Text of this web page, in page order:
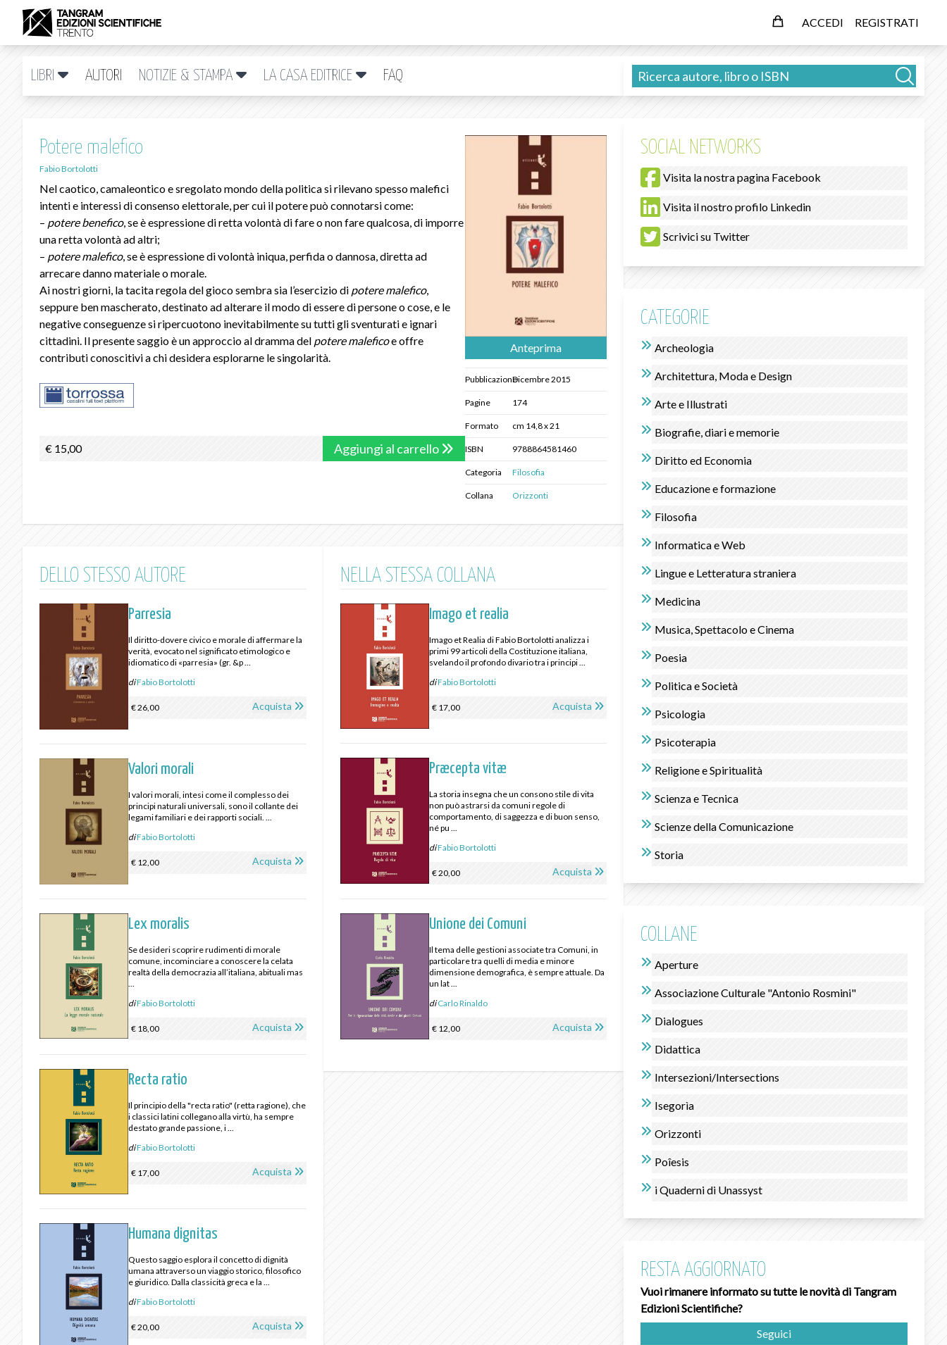
ACCEDI REGISTRATI
LIBRI AUTORI NOTIZIE & STAMPA LA CASA EDITRICE FAQ
Potere malefico
Fabio Bortolotti
Nel caotico, camaleontico e sregolato mondo della politica si rilevano spesso malefici
intenti e interessi di consenso elettorale, per cui il potere può connotarsi come:
– potere benefico, se è espressione di retta volontà di fare o non fare qualcosa, di imporre
una retta volontà ad altri;
– potere malefico, se è espressione di volontà iniqua, perfida o dannosa, diretta ad
arrecare danno materiale o morale.
Ai nostri giorni, la tacita regola del gioco sembra sia l’esercizio di potere malefico,
seppure ben mascherato, destinato ad alterare il modo di essere di persone o cose, e le
negative conseguenze si ripercuotono inevitabilmente su tutti gli sventurati e ignari
cittadini. Il presente saggio è un approccio al dramma del potere maleficoe offre
contributi conoscitivi a chi desidera esplorarne le singolarità.
€ 15,00 Aggiungi al carrello
Anteprima
PubblicazioneDicembre 2015
Pagine 174
Formato cm 14,8 x 21
ISBN 9788864581460
Categoria Filosofia
Collana Orizzonti
DELLO STESSO AUTORE
Parresia
Il diritto-dovere civico e morale di affermare la
verità, evocato nel significato etimologico e
idiomatico di «parresia» (gr. &p ...
diFabio Bortolotti
€ 26,00 Acquista
Valori morali
I valori morali, intesi come il complesso dei
principi naturali universali, sono il collante dei
legami familiari e dei rapporti sociali. ...
diFabio Bortolotti
€ 12,00 Acquista
Lex moralis
Se desideri scoprire rudimenti di morale
comune, incominciare a conoscere la celata
realtà della democrazia all’italiana, abituali mas
diFabio Bortolotti
€ 18,00 Acquista
Recta ratio
Il principio della "recta ratio" (retta ragione), che
i classici latini collegano alla virtù, ha sempre
destato grande passione, i ...
diFabio Bortolotti
€ 17,00 Acquista
Humana dignitas
Questo saggio esplora il concetto di dignità
umana attraverso un viaggio storico, filosofico
e giuridico. Dalla classicità greca e la ...
diFabio Bortolotti
€ 20,00 Acquista
NELLA STESSA COLLANA
Imago et realia
Imago et Realia di Fabio Bortolotti analizza i
primi 99 articoli della Costituzione italiana,
svelando il profondo divario tra i principi ...
diFabio Bortolotti
€ 17,00 Acquista
Præcepta vitæ
La storia insegna che un consono stile di vita
non può astrarsi da comuni regole di
comportamento, di saggezza e di buon senso,
né pu ...
diFabio Bortolotti
€ 20,00 Acquista
Unione dei Comuni
Il tema delle gestioni associate tra Comuni, in
particolare tra quelli di media e minore
dimensione demografica, è sempre attuale. Da
un lat ...
diCarlo Rinaldo
€ 12,00 Acquista
SOCIAL NETWORKS
Visita la nostra pagina Facebook
Visita il nostro profilo Linkedin
Scrivici su Twitter
CATEGORIE
Archeologia
Architettura, Moda e Design
Arte e Illustrati
Biografie, diari e memorie
Diritto ed Economia
Educazione e formazione
Filosofia
Informatica e Web
Lingue e Letteratura straniera
Medicina
Musica, Spettacolo e Cinema
Poesia
Politica e Società
Psicologia
Psicoterapia
Religione e Spiritualità
Scienza e Tecnica
Scienze della Comunicazione
Storia
COLLANE
Aperture
Associazione Culturale "Antonio Rosmini"
Dialogues
Didattica
Intersezioni/Intersections
Isegorìa
Orizzonti
Poîesis
i Quaderni di Unassyst
RESTA AGGIORNATO
Vuoi rimanere informato su tutte le novità di Tangram
Edizioni Scientifiche?
Seguici